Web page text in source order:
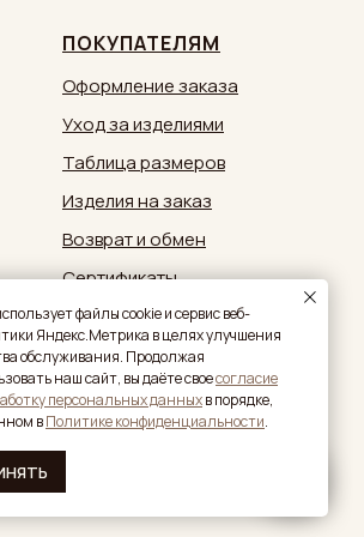
фaйлы cookie и cepвиc вeб-
Яндeкc.Мeтpикa в целях улучшения
обслуживания. Продолжая
наш сайт, вы дaётe своесогласие
пepcoнaльныx дaнныxв пopядкe,
вПолитике конфиденциальности.
ПОКУПАТЕЛЯМ
Оформление заказа
Уход за изделиями
Таблица размеров
Изделия на заказ
Возврат и обмен
Сертификаты
Документы
Обратная связь:
zakaz@sestrymamutiny.ru